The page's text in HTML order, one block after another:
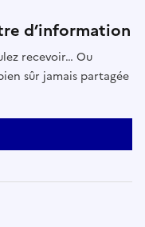
d’information
recevoir… Ou
sûr jamais partagée